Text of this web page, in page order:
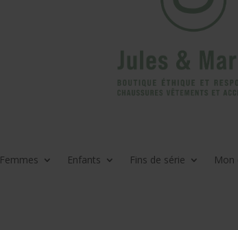
Femmes Enfants Fins de série Mon